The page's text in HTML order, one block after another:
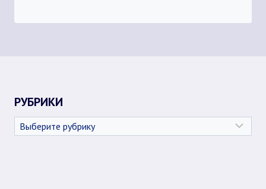
РУБРИКИ
Рубрики